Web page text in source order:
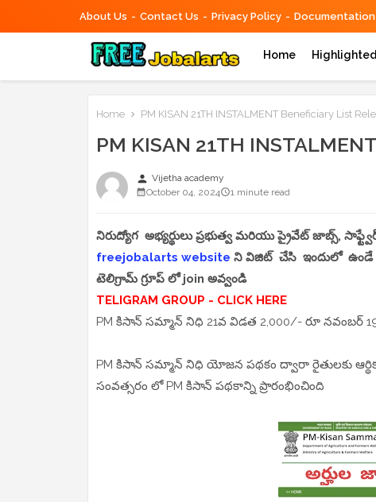
About Us Contact Us Privacy Policy Documentation
Home Highlighted
Home PM KISAN 21TH INSTALMENT Beneficiary List
PM KISAN 21TH
person Vijetha academy
October 04, 2024
1 minute read
నిరుద్యోగ అభ్యర్థులు ప్రభుత్వ మరియు ప్రైవేట్ జాబ్స్,
freejobalarts website ని విజిట్ చేసి ఇందులో ఉండే
టెలిగ్రామ్ గ్రూప్ లో join అవ్వండి
TELIGRAM GROUP - CLICK HERE
PM కిసాన్ సమ్మాన్ నిధి 21వ విడత 2,000/- రూ నవంబర్
PM కిసాన్ సమ్మాన్ నిధి యోజన పథకం ద్వారా రైతులకు
సంవత్సరం లో PM కిసాన్ పథకాన్ని ప్రారంభించింది